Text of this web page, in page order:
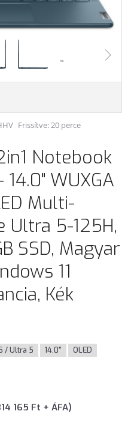
Frissítve: 20 perce
Notebook
WUXGA
Multi-
Ultra 5-125H,
SSD, Magyar
11
Kék
/ Ultra 5 14.0"
OLED
165 Ft + ÁFA)